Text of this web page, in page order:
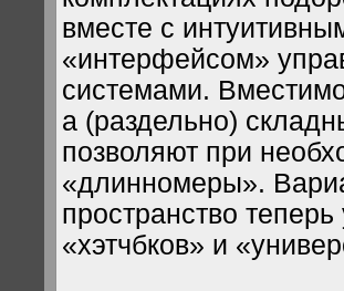
вместе с
«интерфейсом»
системами.
а (раздельно)
позволяют при
«длинномеры».
пространство
«хэтчбков» и